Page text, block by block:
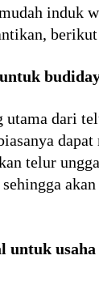
induk
dari
telur
untuk